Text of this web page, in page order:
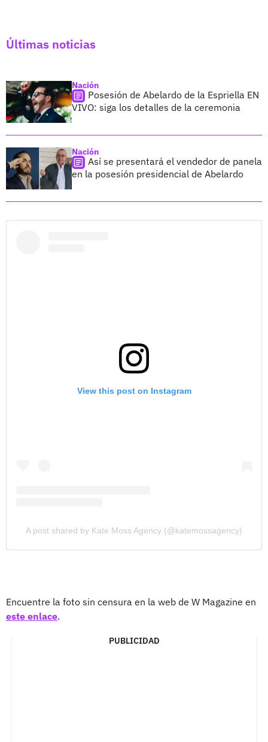
Últimas noticias
Nación
Posesión de Abelardo de la Espriella EN
VIVO: siga los detalles de la ceremonia
Nación
Así se presentará el vendedor de panela
en la posesión presidencial de Abelardo
View this post on Instagram
A post shared by Kate Moss Agency (@katemossagency)
Encuentre la foto sin censura en la web de W Magazine en
este enlace.
PUBLICIDAD